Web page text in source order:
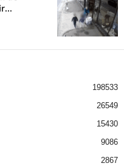
198533
26549
15430
9086
2867